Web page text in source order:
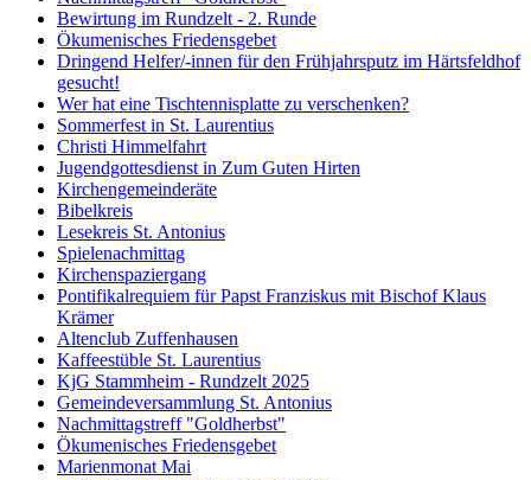
Bewirtung im Rundzelt - 2. Runde
Ökumenisches Friedensgebet
Dringend Helfer/-innen für den Frühjahrsputz im Härtsfeldhof
gesucht!
Wer hat eine Tischtennisplatte zu verschenken?
Sommerfest in St. Laurentius
Christi Himmelfahrt
Jugendgottesdienst in Zum Guten Hirten
Kirchengemeinderäte
Bibelkreis
Lesekreis St. Antonius
Spielenachmittag
Kirchenspaziergang
Pontifikalrequiem für Papst Franziskus mit Bischof Klaus
Krämer
Altenclub Zuffenhausen
Kaffeestüble St. Laurentius
KjG Stammheim - Rundzelt 2025
Gemeindeversammlung St. Antonius
Nachmittagstreff "Goldherbst"
Ökumenisches Friedensgebet
Marienmonat Mai